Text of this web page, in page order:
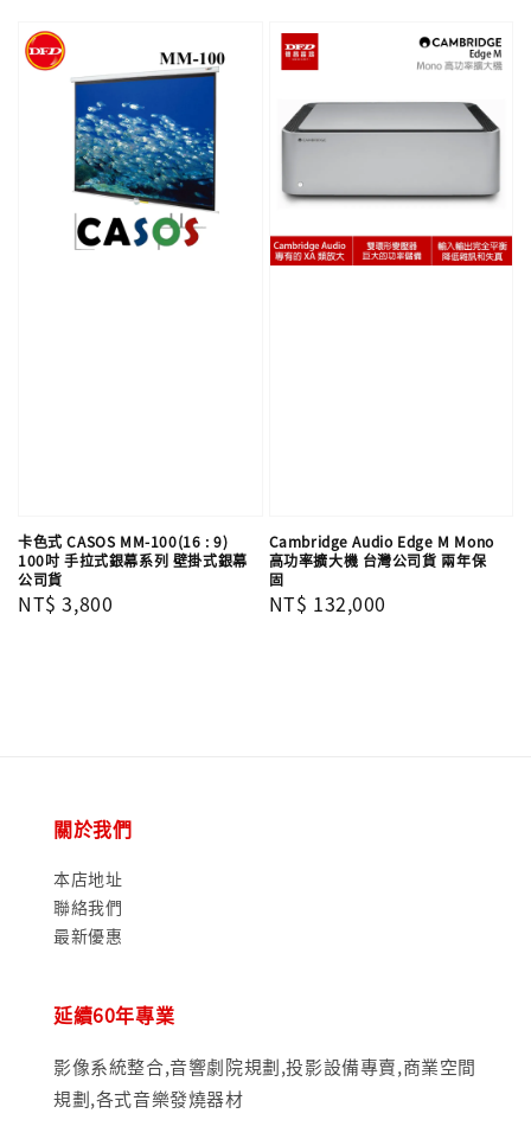
卡色式 CASOS MM-100(16 : 9)
100吋 手拉式銀幕系列 壁掛式銀幕
公司貨
Regular
NT$ 3,800
Cambridge Audio Edge M Mono
高功率擴大機 台灣公司貨 兩年保
固
Regular
NT$ 132,000
關於我們
本店地址
聯絡我們
最新優惠
延續60年專業
影像系統整合,音響劇院規劃,投影設備專賣,商業空間
規劃,各式音樂發燒器材